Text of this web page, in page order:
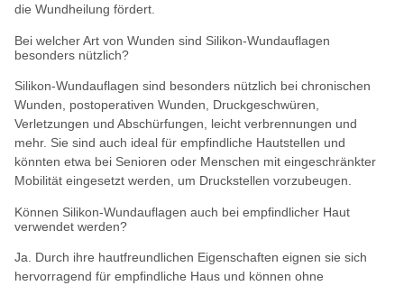
die Wundheilung fördert.
Bei welcher Art von Wunden sind Silikon-Wundauflagen
besonders nützlich?
Silikon-Wundauflagen sind besonders nützlich bei chronischen
Wunden, postoperativen Wunden, Druckgeschwüren,
Verletzungen und Abschürfungen, leicht verbrennungen und
mehr. Sie sind auch ideal für empfindliche Hautstellen und
könnten etwa bei Senioren oder Menschen mit eingeschränkter
Mobilität eingesetzt werden, um Druckstellen vorzubeugen.
Können Silikon-Wundauflagen auch bei empfindlicher Haut
verwendet werden?
Ja. Durch ihre hautfreundlichen Eigenschaften eignen sie sich
hervorragend für empfindliche Haus und können ohne